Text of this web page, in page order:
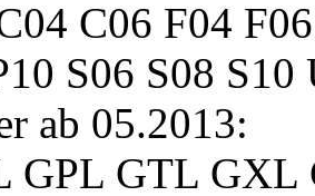
C06 F04
S06 S08
ab 05.2013:
GPL GTL